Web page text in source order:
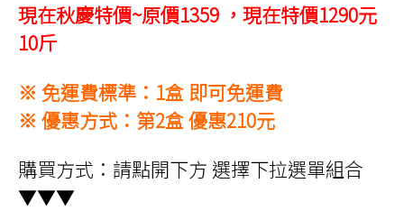
現在秋慶特價~原價1359 ，現在特價1290元
10斤
※ 免運費標準：1盒 即可免運費
※ 優惠方式：第2盒 優惠210元
購買方式：請點開下方 選擇下拉選單組合
▼▼▼